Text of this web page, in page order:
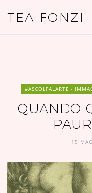
TEA FONZI
#ASCOLTALARTE -
QUANDO
15